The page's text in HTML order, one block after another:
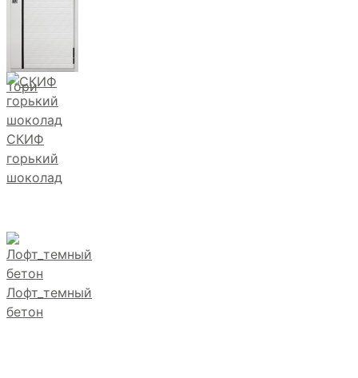
Тори
СКИФ
горький
шоколад
Лофт_темный
бетон